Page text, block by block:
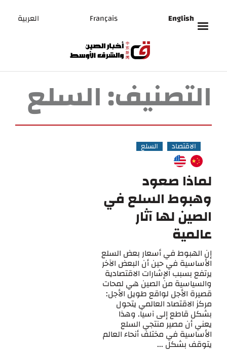
English
Français العربية
التصنيف:السلع
الاقتصاد السلع
لماذا صعود
وهبوط السلع في
الصين لها آثار
عالمية
إن الهبوط في أسعار بعض السلع
الأساسية في حين أن البعض الآخر
يرتفع بسبب الإشارات الاقتصادية
والسياسية من الصين هي لمحات
قصيرة الأجل لواقع طويل الأجل:
مركز الاقتصاد العالمي يتحول
بشكل قاطع إلى آسيا. وهذا
يعني أن مصير منتجي السلع
الأساسية في مختلف أنحاء العالم
يتوقف بشكل ...